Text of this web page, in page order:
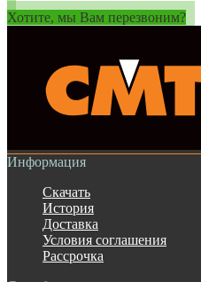
Хотите, мы Вам перезвоним?
Информация
Скачать
История
Доставка
Условия соглашения
Рассрочка